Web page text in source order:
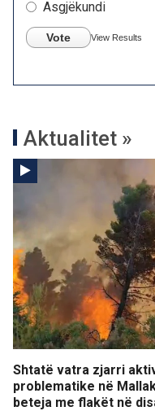
Asgjëkundi
Vote View Results
Aktualitet »
Shtatë vatra zjarri
problematike në
beteja me flakët në